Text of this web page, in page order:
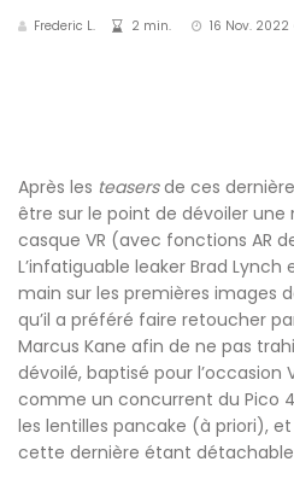
Frederic L. 2 min. 16 Nov. 2022
Après les teasersde ces
être sur le point de dévoiler
casque VR (avec fonctions AR
L’infatiguable leaker Brad
main sur les premières images
qu’il a préféré faire retoucher
Marcus Kane afin de ne pas
dévoilé, baptisé pour l’occasion
comme un concurrent du Pico
les lentilles pancake (à priori),
cette dernière étant